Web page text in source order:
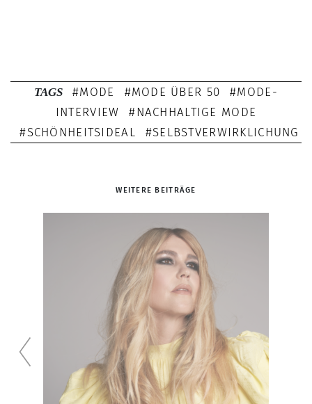
TAGS MODE MODE ÜBER 50
MODE-
INTERVIEW
NACHHALTIGE MODE
SCHÖNHEITSIDEAL
SELBSTVERWIRKLICHUNG
WEITERE BEITRÄGE
zuück